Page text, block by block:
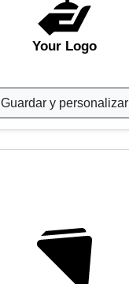
Your Logo
Guardar y personalizar